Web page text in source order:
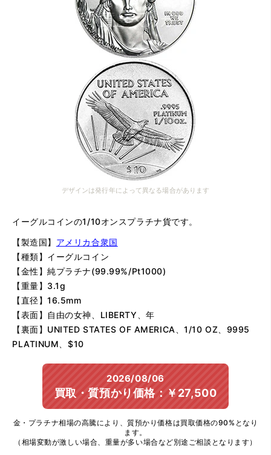
デザインは発行年によって異なる場合があります
イーグルコインの1/10オンスプラチナ貨です。
【製造国】 アメリカ合衆国
【種類】イーグルコイン
【金性】純プラチナ(99.99%/Pt1000)
【重量】3.1g
【直径】16.5mm
【表面】自由の女神、LIBERTY、年
【裏面】UNITED STATES OF AMERICA、1/10 OZ、9995
PLATINUM、$10
2026/08/06
買取・質預かり価格：￥27,500
金・プラチナ相場の高騰により、質預かり価格は買取価格の90%となり
ます。
（相場変動が激しい場合、重量が多い場合など別途ご相談となります）